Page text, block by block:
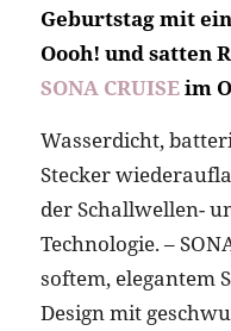
Geburtstag mit
Oooh! und satten
SONA CRUISEim
Wasserdicht,
Stecker
der Schallwellen-
Technologie. –
softem, elegantem
Design mit